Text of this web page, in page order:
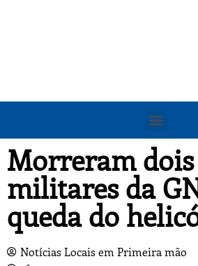
Morreram dois
militares da
queda do
Notícias Locais em Primeira mão